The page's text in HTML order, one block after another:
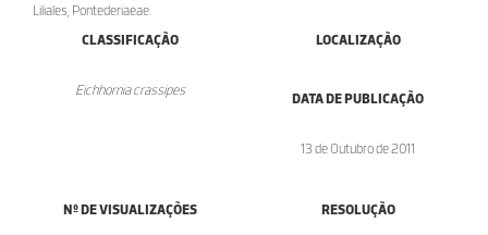
Liliales; Pontederiaeae.
CLASSIFICAÇÃO
Eichhornia crassipes
LOCALIZAÇÃO
DATA DE PUBLICAÇÃO
13 de Outubro de 2011
Nº DE VISUALIZAÇÕES RESOLUÇÃO